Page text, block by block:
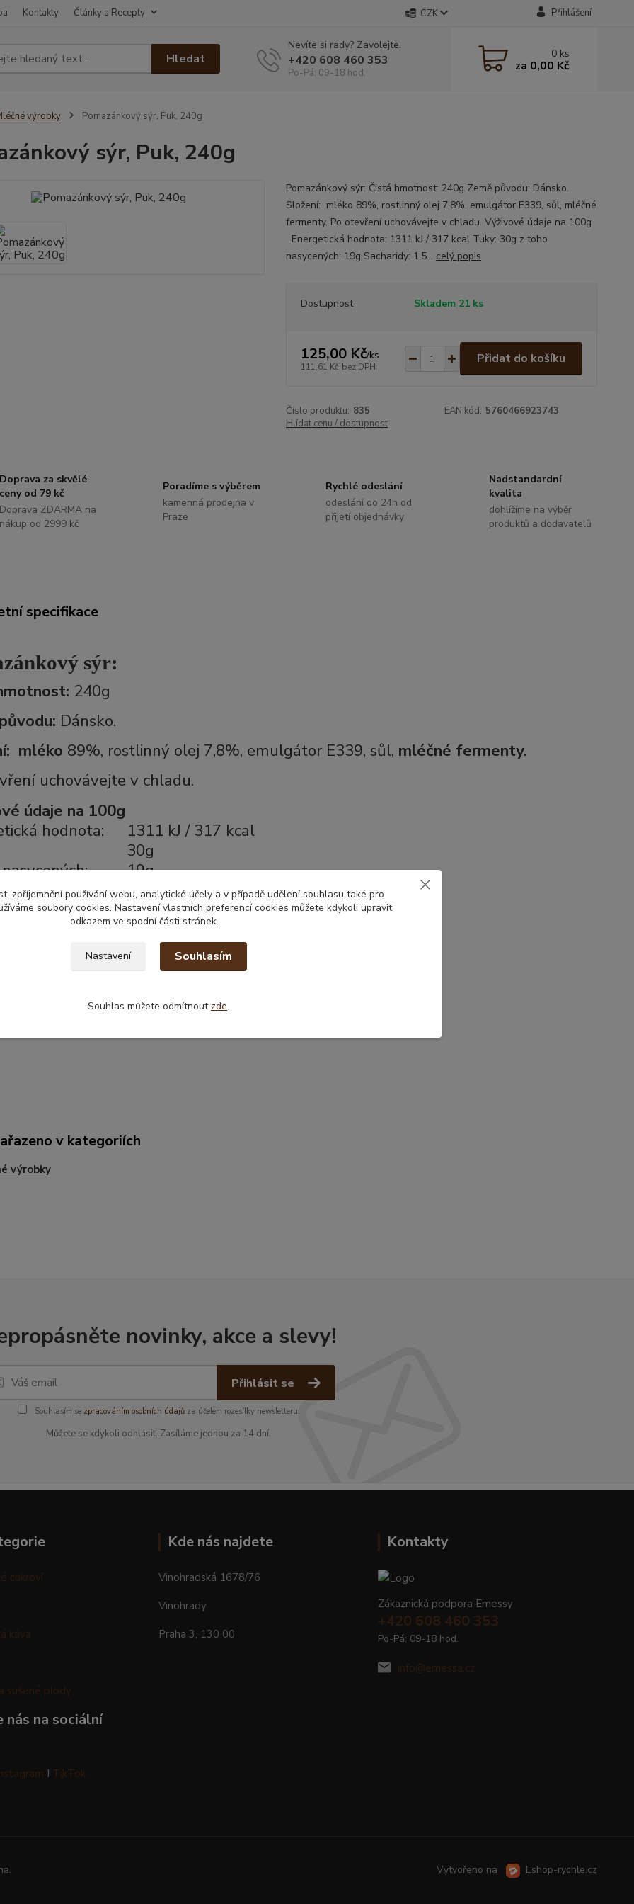
Kontakty Články a Recepty CZK Přihlášení
Hledat
Nevíte si rady? Zavolejte.
+420 608 460 353
Po-Pá: 09-18 hod.
0 ks
za 0,00 Kč
výrobky Pomazánkový sýr, Puk, 240g
sýr, Puk, 240g
Pomazánkový sýr: Čistá hmotnost: 240g Země původu: Dánsko.
Složení: mléko 89%, rostlinný olej 7,8%, emulgátor E339, sůl, mléčné
fermenty. Po otevření uchovávejte v chladu. Výživové údaje na 100g
Energetická hodnota: 1311 kJ / 317 kcal Tuky: 30g z toho
nasycených: 19g Sacharidy: 1,5... celý popis
Dostupnost Skladem 21 ks
125,00 Kč/ks
111,61 Kč bez DPH
Přidat do košíku
Číslo produktu: 835 EAN kód: 5760466923743
Hlídat cenu / dostupnost
Doprava za skvělé
ceny od 79 kč
Doprava ZDARMA na
nákup od 2999 kč
Poradíme s výběrem
kamenná prodejna v
Praze
Rychlé odeslání
odeslání do 24h od
přijetí objednávky
Nadstandardní
kvalita
dohlížíme na výběr
produktů a dodavatelů
specifikace
sýr:
240g
Dánsko.
mléko 89%, rostlinný olej 7,8%, emulgátor E339, sůl, mléčné fermenty.
uchovávejte v chladu.
údaje na 100g
hodnota:
1311 kJ / 317 kcal
30g
19g
1,5g
1,5g
8,8g
2,5g
v kategoriích
výrobky
novinky, akce a slevy!
Přihlásit se
Souhlasím se zpracováním osobních údajůza účelem rozesílky newsletteru.
Můžete se kdykoli odhlásit. Zasíláme jednou za 14 dní.
cukroví
káva
sušené plody
nás na sociální
I TikTok
Kde nás najdete
Vinohradská 1678/76
Vinohrady
Praha 3, 130 00
Kontakty
Zákaznická podpora Emessy
+420 608 460 353
Po-Pá: 09-18 hod.
info@emessa.cz
Vytvořeno na Eshop-rychle.cz
zpříjemnění používání webu, analytické účely a v případě udělení souhlasu také pro
soubory cookies. Nastavení vlastních preferencí cookies můžete kdykoli upravit
odkazem ve spodní části stránek.
Nastavení Souhlasím
Souhlas můžete odmítnout zde.